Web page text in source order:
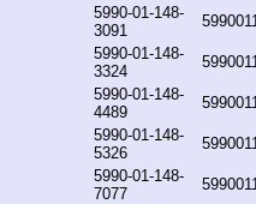
5990-01-148-
3091
5990-01-148-
3324
5990-01-148-
4489
5990-01-148-
5326
5990-01-148-
7077